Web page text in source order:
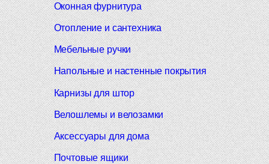
Оконная фурнитура
Отопление и сантехника
Мебельные ручки
Напольные и настенные покрытия
Карнизы для штор
Велошлемы и велозамки
Аксессуары для дома
Почтовые ящики